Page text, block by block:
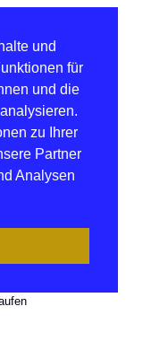
und
für
und die
zu Ihrer
Partner
Analysen